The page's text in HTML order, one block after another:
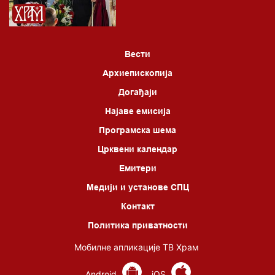
Вести
Архиепископија
Догађаји
Најаве емисија
Програмска шема
Црквени календар
Емитери
Медији и установе СПЦ
Контакт
Политика приватности
Мобилне апликације ТВ Храм